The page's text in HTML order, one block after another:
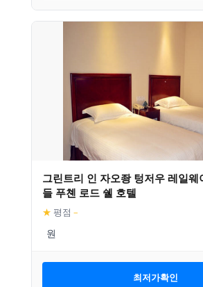
그린트리 인 자오좡 텅저우 레일웨
들 푸쳰 로드 쉘 호텔
★ 평점 –
최저가확인